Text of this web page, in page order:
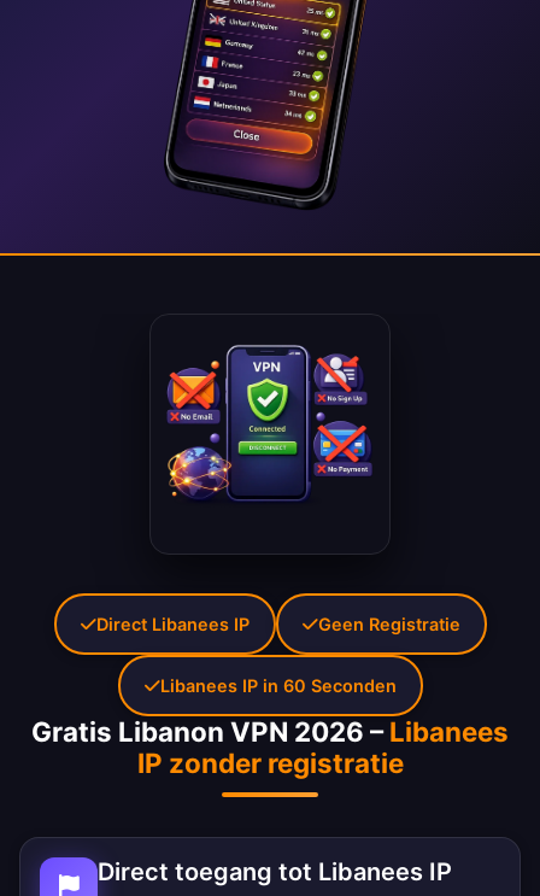
Gratis Libanon VPN 2026 –Libanees
IP zonder registratie
Direct toegang tot Libanees IP
Direct Libanees IP Geen Registratie
Libanees IP in 60 Seconden